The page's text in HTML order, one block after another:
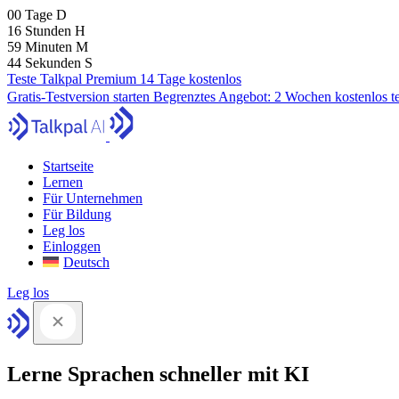
00 Tage D
16 Stunden H
59 Minuten M
43 Sekunden S
Teste Talkpal Premium 14 Tage kostenlos
Gratis-Testversion starten Begrenztes Angebot: 2 Wochen kostenlos
Startseite
Lernen
Für Unternehmen
Für Bildung
Leg los
Einloggen
Deutsch
Leg los
Lerne Sprachen schneller mit KI